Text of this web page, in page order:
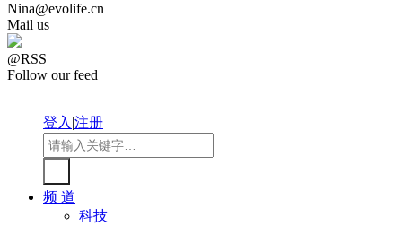
Nina@evolife.cn
Mail us
@RSS
Follow our feed
登入|注册
频 道
科技